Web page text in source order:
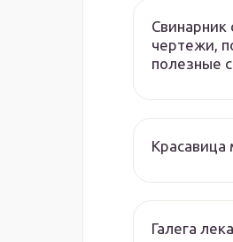
Свинарник
чертежи,
полезные
Красавица
Галега